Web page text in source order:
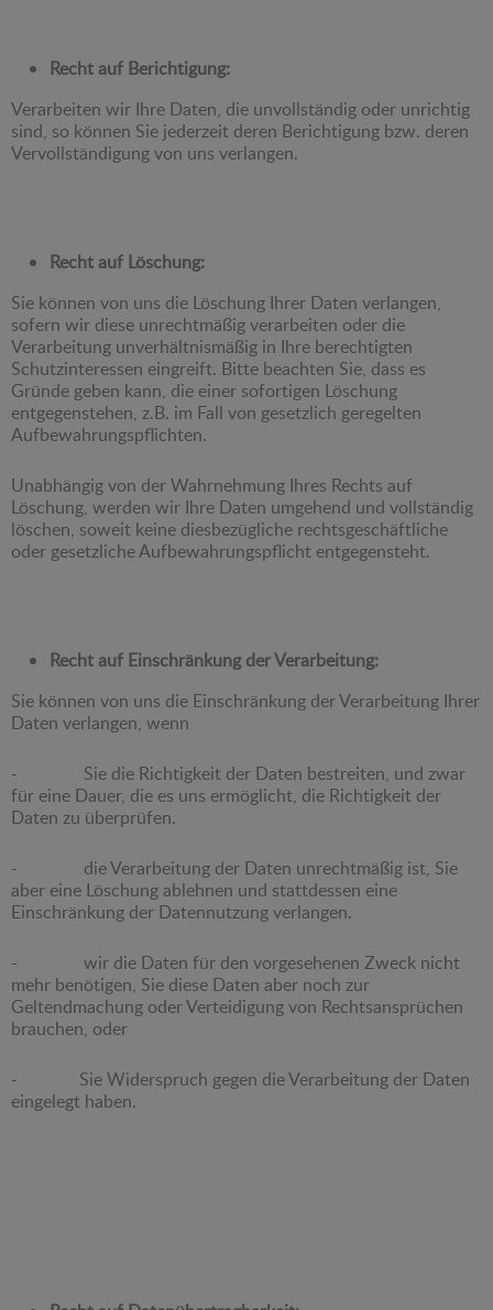
Recht auf Berichtigung:
Verarbeiten wir Ihre Daten, die unvollständig oder unrichtig
sind, so können Sie jederzeit deren Berichtigung bzw. deren
Vervollständigung von uns verlangen.
Recht auf Löschung:
Sie können von uns die Löschung Ihrer Daten verlangen,
sofern wir diese unrechtmäßig verarbeiten oder die
Verarbeitung unverhältnismäßig in Ihre berechtigten
Schutzinteressen eingreift. Bitte beachten Sie, dass es
Gründe geben kann, die einer sofortigen Löschung
entgegenstehen, z.B. im Fall von gesetzlich geregelten
Aufbewahrungspflichten.
Unabhängig von der Wahrnehmung Ihres Rechts auf
Löschung, werden wir Ihre Daten umgehend und vollständig
löschen, soweit keine diesbezügliche rechtsgeschäftliche
oder gesetzliche Aufbewahrungspflicht entgegensteht.
Recht auf Einschränkung der Verarbeitung:
Sie können von uns die Einschränkung der Verarbeitung Ihrer
Daten verlangen, wenn
- Sie die Richtigkeit der Daten bestreiten, und zwar
für eine Dauer, die es uns ermöglicht, die Richtigkeit der
Daten zu überprüfen.
- die Verarbeitung der Daten unrechtmäßig ist, Sie
aber eine Löschung ablehnen und stattdessen eine
Einschränkung der Datennutzung verlangen.
- wir die Daten für den vorgesehenen Zweck nicht
mehr benötigen, Sie diese Daten aber noch zur
Geltendmachung oder Verteidigung von Rechtsansprüchen
brauchen, oder
- Sie Widerspruch gegen die Verarbeitung der Daten
eingelegt haben.